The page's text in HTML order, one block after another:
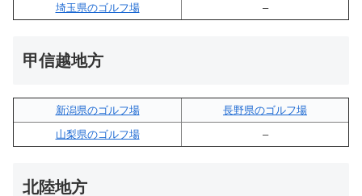
埼玉県のゴルフ場
–
甲信越地方
新潟県のゴルフ場
長野県のゴルフ場
山梨県のゴルフ場
–
北陸地方